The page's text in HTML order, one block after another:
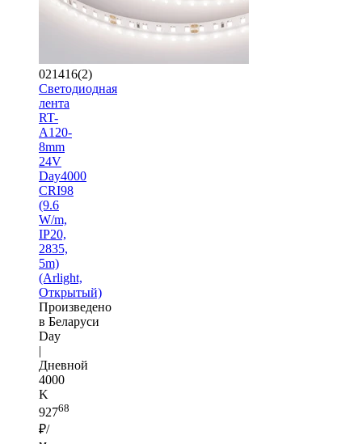
021416(2)
Светодиодная
лента
RT-
A120-
8mm
24V
Day4000
CRI98
(9.6
W/m,
IP20,
2835,
5m)
(Arlight,
Открытый)
Произведено
в Беларуси
Day
|
Дневной
4000
K
92768
₽/